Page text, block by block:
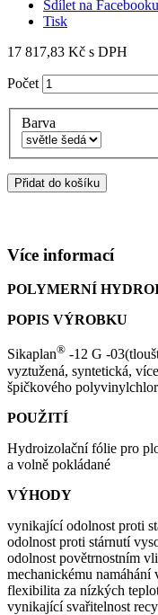
Sdílet na Facebooku
Tisk
17 817,83 Kč s DPH
Počet
Barva
Přidat do košíku
Více informací
POLYMERNÍ
POPIS VÝROBKU
Sikaplan® -12 G -
vyztužená, syntetická,
špičkového
POUŽITÍ
Hydroizolační fólie pro
a volně pokládané
VÝHODY
vynikající odolnost proti
odolnost proti stárnutí
odolnost povětrnostním
mechanickému
flexibilita za nízkých
vynikající svařitelnost